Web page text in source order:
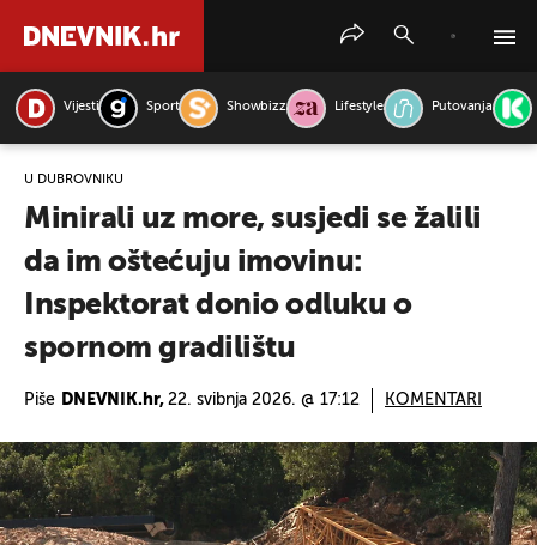
Vijesti Sport Showbizz Lifestyle Putovanja
U DUBROVNIKU
Minirali uz more, susjedi se žalili
da im oštećuju imovinu:
Inspektorat donio odluku o
spornom gradilištu
Piše DNEVNIK.hr, 22. svibnja 2026. @ 17:12 KOMENTARI
PRETRAŽITE VIJESTI